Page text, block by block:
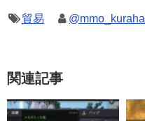
貿易 @mmo_kuraha
関連記事